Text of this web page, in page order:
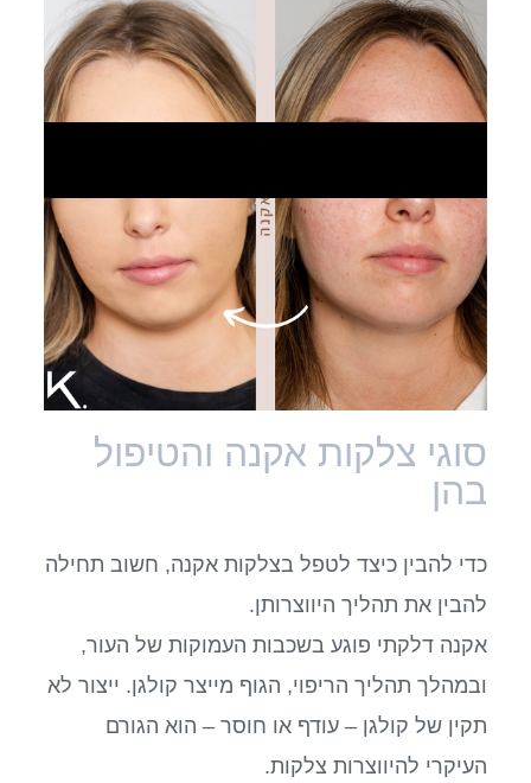
סוגי צלקות אקנה והטיפול
בהן
כדי להבין כיצד לטפל בצלקות אקנה, חשוב תחילה
להבין את תהליך היווצרותן.
אקנה דלקתי פוגע בשכבות העמוקות של העור,
ובמהלך תהליך הריפוי, הגוף מייצר קולגן. ייצור לא
תקין של קולגן – עודף או חוסר – הוא הגורם
העיקרי להיווצרות צלקות.